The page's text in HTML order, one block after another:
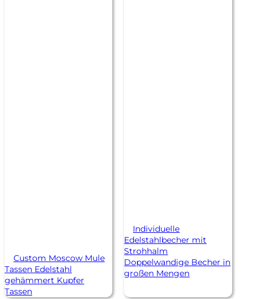
Custom Moscow Mule
Tassen Edelstahl
gehämmert Kupfer
Tassen
Individuelle
Edelstahlbecher mit
Strohhalm
Doppelwandige Becher in
großen Mengen